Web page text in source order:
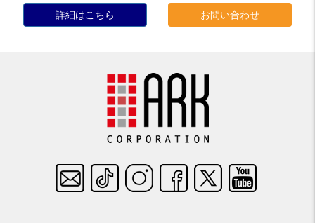
詳細はこちら お問い合わせ